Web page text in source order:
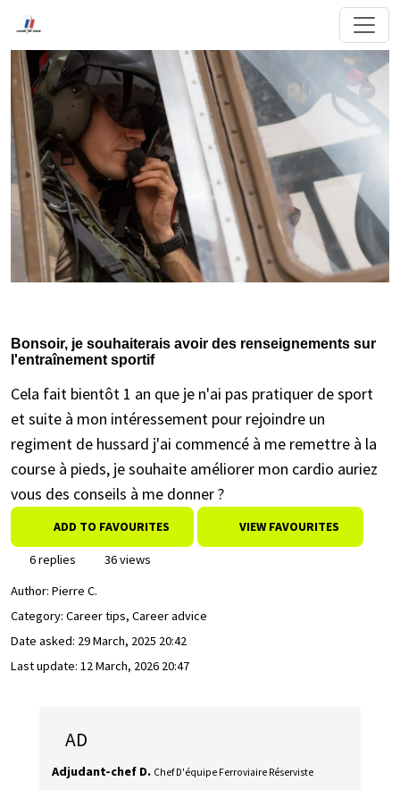
Bonsoir, je souhaiterais avoir des renseignements sur
l'entraînement sportif
Cela fait bientôt 1 an que je n'ai pas pratiquer de sport
et suite à mon intéressement pour rejoindre un
regiment de hussard j'ai commencé à me remettre à la
course à pieds, je souhaite améliorer mon cardio auriez
vous des conseils à me donner ?
ADD TO FAVOURITES VIEW FAVOURITES
6 replies
36 views
Author: Pierre C.
Category: Career tips, Career advice
Date asked: 29 March, 2025 20:42
Last update: 12 March, 2026 20:47
AD
Adjudant-chef D. Chef D'équipe Ferroviaire Réserviste